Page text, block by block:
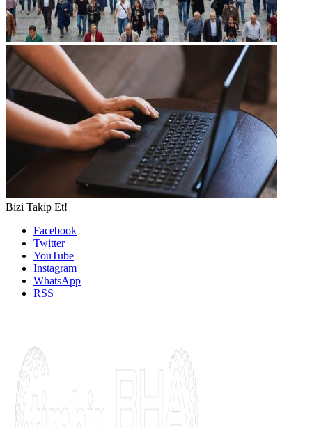
Bizi Takip Et!
Facebook
Twitter
YouTube
Instagram
WhatsApp
RSS